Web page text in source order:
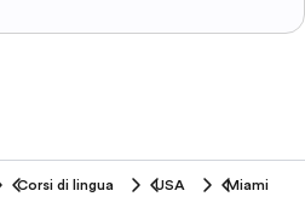
Corsi di lingua USA Miami